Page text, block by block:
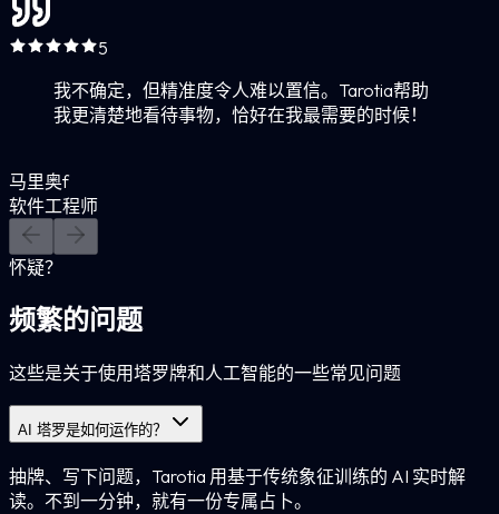
5
我不确定，但精准度令人难以置信。Tarotia帮助
我更清楚地看待事物，恰好在我最需要的时候！
马里奥f
软件工程师
怀疑？
频繁的问题
这些是关于使用塔罗牌和人工智能的一些常见问题
AI 塔罗是如何运作的？
抽牌、写下问题，Tarotia 用基于传统象征训练的 AI 实时解
读。不到一分钟，就有一份专属占卜。